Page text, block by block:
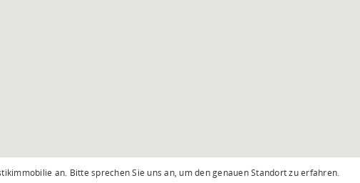
an. Bitte sprechen Sie uns an, um den genauen Standort zu erfahren.